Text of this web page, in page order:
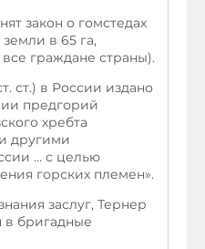
закон о гомстедах
в 65 га,
граждане страны).
ст.) в России издано
предгорий
хребта
другими
... с целью
горских племен».
заслуг, Тернер
бригадные